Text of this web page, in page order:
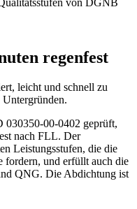
von DGNB
regenfest
leicht und schnell zu
Untergründen.
030350-00-0402 geprüft,
nach FLL. Der
Leistungsstufen, die die
und erfüllt auch die
QNG. Die Abdichtung ist